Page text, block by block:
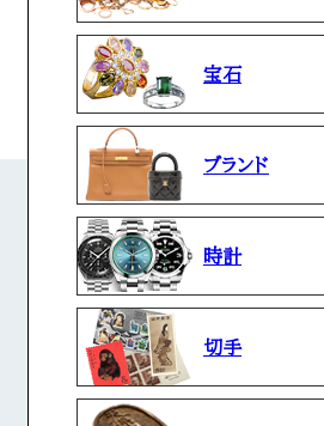
宝石
ブランド
時計
切手